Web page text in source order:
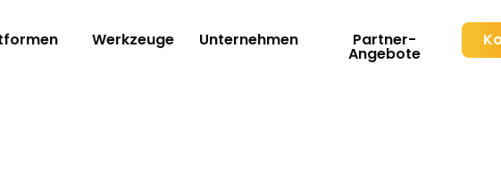
Werkzeuge Unternehmen Partner-
Angebote